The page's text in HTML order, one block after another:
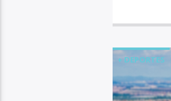
+ DEPORTES
ÚLTIMA